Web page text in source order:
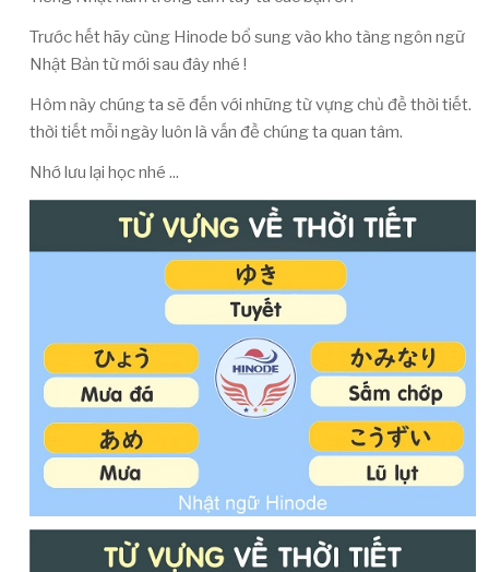
Trước hết hãy cùng Hinode bổ sung vào kho tàng ngôn ngữ
Nhật Bản từ mới sau đây nhé !
Hôm này chúng ta sẽ đến với những từ vựng chủ đề thời tiết.
thời tiết mỗi ngày luôn là vấn đề chúng ta quan tâm.
Nhớ lưu lại học nhé ...